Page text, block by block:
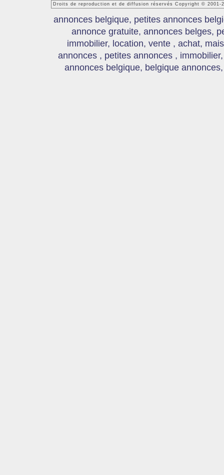
Droits de reproduction et de diffusion réservés Copyright © 2001-
annonces belgique, petites annonces
annonce gratuite, annonces belges,
immobilier, location, vente , achat,
annonces , petites annonces ,
annonces belgique, belgique